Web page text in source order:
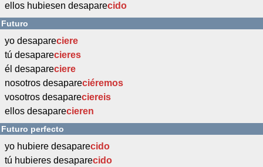
ellos hubiesen desaparecido
Futuro
yo desapareciere
tú desaparecieres
él desapareciere
nosotros desapareciéremos
vosotros desapareciereis
ellos desaparecieren
Futuro perfecto
yo hubiere desaparecido
tú hubieres desaparecido